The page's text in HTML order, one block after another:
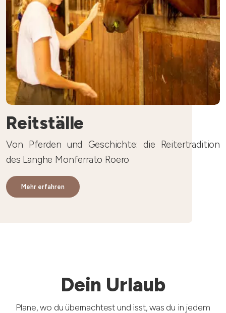
Reitställe
Von Pferden und Geschichte: die Reitertradition
des Langhe Monferrato Roero
Mehr erfahren
Dein Urlaub
Plane, wo du übernachtest und isst, was du in jedem